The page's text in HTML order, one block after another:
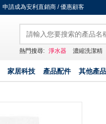
申請成為安利直銷商 / 優惠顧客
熱門搜尋: 淨水器 濃縮洗潔精
家居科技 產品配件 其他產品